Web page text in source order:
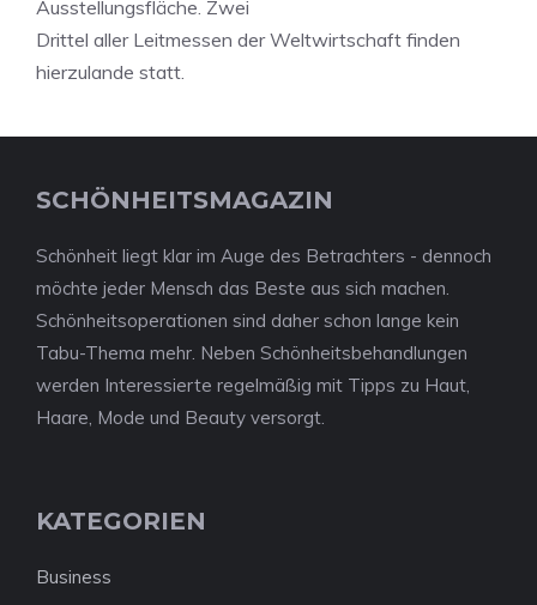
Ausstellungsfläche. Zwei
Drittel aller Leitmessen der Weltwirtschaft finden
hierzulande statt.
SCHÖNHEITSMAGAZIN
Schönheit liegt klar im Auge des Betrachters - dennoch
möchte jeder Mensch das Beste aus sich machen.
Schönheitsoperationen sind daher schon lange kein
Tabu-Thema mehr. Neben Schönheitsbehandlungen
werden Interessierte regelmäßig mit Tipps zu Haut,
Haare, Mode und Beauty versorgt.
KATEGORIEN
Business